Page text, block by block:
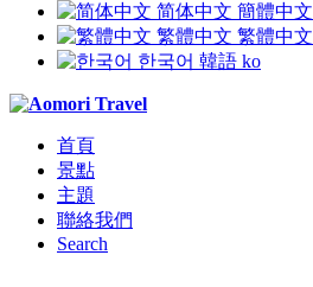
简体中文 簡體中文
繁體中文 繁體中文
한국어 韓語 ko
首頁
景點
主題
聯絡我們
Search